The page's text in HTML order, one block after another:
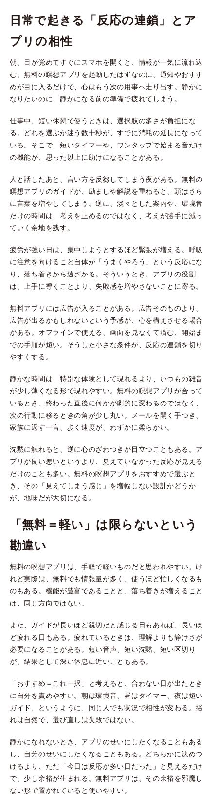
日常で起きる「反応の連鎖」とア
プリの相性
朝、目が覚めてすぐにスマホを開くと、情報が一気に流れ込
む。無料の瞑想アプリを起動したはずなのに、通知やおすす
めが目に入るだけで、心はもう次の用事へ走り出す。静かに
なりたいのに、静かになる前の準備で疲れてしまう。
仕事中、短い休憩で使うときは、選択肢の多さが負担にな
る。どれを選ぶか迷う数十秒が、すでに消耗の延長になって
いる。そこで、短いタイマーや、ワンタップで始まる音だけ
の機能が、思った以上に助けになることがある。
人と話したあと、言い方を反芻してしまう夜がある。無料の
瞑想アプリのガイドが、励ましや解説を重ねると、頭はさら
に言葉を増やしてしまう。逆に、淡々とした案内や、環境音
だけの時間は、考えを止めるのではなく、考えが勝手に減っ
ていく余地を残す。
疲労が強い日は、集中しようとするほど緊張が増える。呼吸
に注意を向けること自体が「うまくやろう」という反応にな
り、落ち着きから遠ざかる。そういうとき、アプリの役割
は、上手に導くことより、失敗感を増やさないことに寄る。
無料アプリには広告が入ることがある。広告そのものより、
広告が出るかもしれないという予感が、心を構えさせる場合
がある。オフラインで使える、画面を見なくて済む、開始ま
での手順が短い。そうした小さな条件が、反応の連鎖を切り
やすくする。
静かな時間は、特別な体験として現れるより、いつもの雑音
が少し薄くなる形で現れやすい。無料の瞑想アプリが合って
いるとき、終わった直後に何かが劇的に変わるのではなく、
次の行動に移るときの角が少し丸い。メールを開く手つき、
家族に返す一言、歩く速度が、わずかに柔らかい。
沈黙に触れると、逆に心のざわつきが目立つこともある。ア
プリが良い悪いというより、見えていなかった反応が見える
だけのことも多い。無料の瞑想アプリをおすすめで選ぶと
き、その「見えてしまう感じ」を増幅しない設計かどうか
が、地味だが大切になる。
「無料＝軽い」は限らないという
勘違い
無料の瞑想アプリは、手軽で軽いものだと思われやすい。け
れど実際は、無料でも情報量が多く、使うほど忙しくなるも
のもある。機能が豊富であることと、落ち着きが増えること
は、同じ方向ではない。
また、ガイドが長いほど親切だと感じる日もあれば、長いほ
ど疲れる日もある。疲れているときは、理解よりも静けさが
必要になることがある。短い音声、短い沈黙、短い区切り
が、結果として深い休息に近いこともある。
「おすすめ＝これ一択」と考えると、合わない日が出たとき
に自分を責めやすい。朝は環境音、昼はタイマー、夜は短い
ガイド、というように、同じ人でも状況で相性が変わる。揺
れは自然で、選び直しは失敗ではない。
静かになれないとき、アプリのせいにしたくなることもある
し、自分のせいにしたくなることもある。どちらかに決めつ
けるより、ただ「今日は反応が多い日だった」と見えるだけ
で、少し余裕が生まれる。無料アプリは、その余裕を邪魔し
ない形で置かれていると使いやすい。